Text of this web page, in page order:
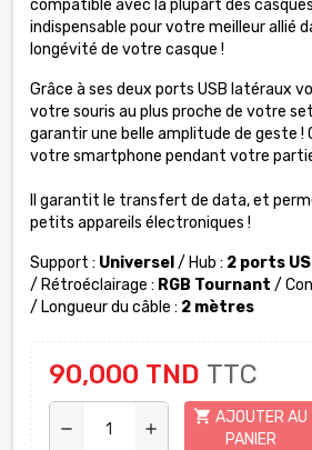
compatible avec la plupart des
indispensable pour votre meilleur allié
longévité de votre casque !
Grâce à ses deux ports USB latéraux
votre souris au plus proche de votre
garantir une belle amplitude de geste !
votre smartphone pendant votre
Il garantit le transfert de data, et
petits appareils électroniques !
Support : Universel / Hub : 2 ports
/ Rétroéclairage : RGB Tournant /
/ Longueur du câble : 2 mètres
90,000 TND TTC
remove add
shopping_cart AJOUTER AU
PANIER